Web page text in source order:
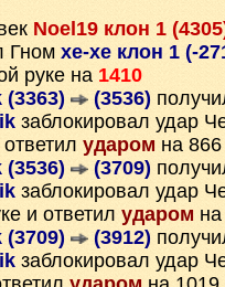
Noel19 клон 1
Гном xe-xe клон 1 (-
руке на 1410
(3536)
заблокировал удар
ударом на 866
(3709)
заблокировал удар
и ответил ударом
(3912)
заблокировал удар